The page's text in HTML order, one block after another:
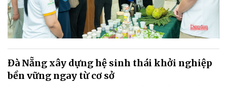
Đà Nẵng xây dựng hệ sinh thái khởi nghiệp
bền vững ngay từ cơ sở